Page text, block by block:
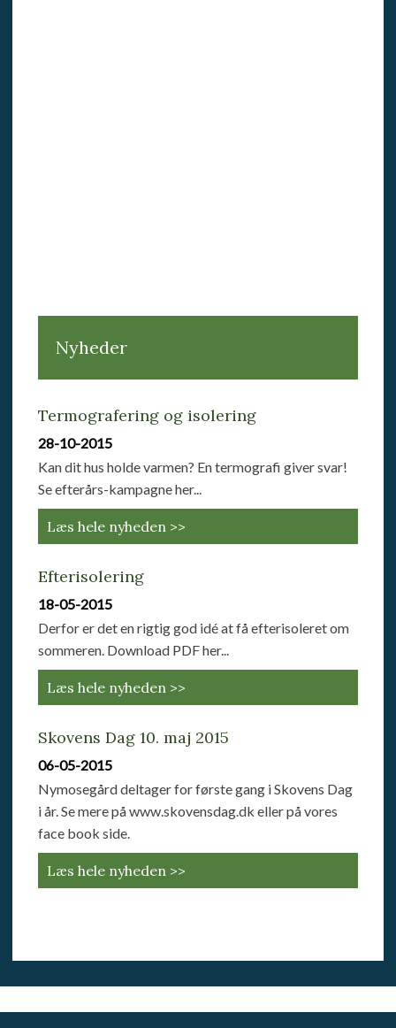
Nyheder
Termografering og isolering
28-10-2015
Kan dit hus holde varmen? En termografi giver svar!
Se efterårs-kampagne her...
Læs hele nyheden >>
Efterisolering
18-05-2015
Derfor er det en rigtig god idé at få efterisoleret om
sommeren. Download PDF her...
Læs hele nyheden >>
Skovens Dag 10. maj 2015
06-05-2015
Nymosegård deltager for første gang i Skovens Dag
i år. Se mere på www.skovensdag.dk eller på vores
face book side.
Læs hele nyheden >>